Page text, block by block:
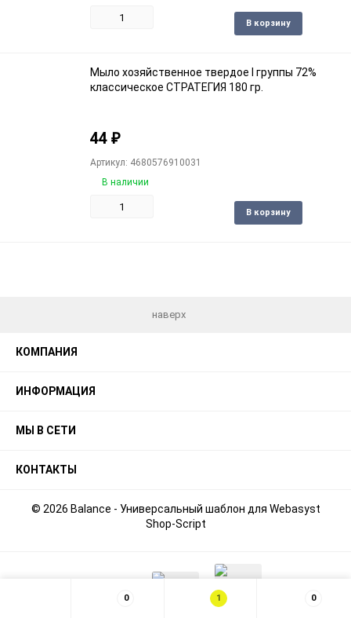
В корзину
Мыло хозяйственное твердое I группы 72%
классическое СТРАТЕГИЯ 180 гр.
44 ₽
Артикул: 4680576910031
В наличии
В корзину
наверх
КОМПАНИЯ
ИНФОРМАЦИЯ
МЫ В СЕТИ
КОНТАКТЫ
© 2026 Balance - Универсальный шаблон для Webasyst
Shop-Script
0 1 0